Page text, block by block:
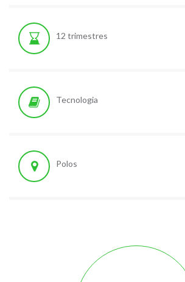
12 trimestres
Tecnologia
Polos